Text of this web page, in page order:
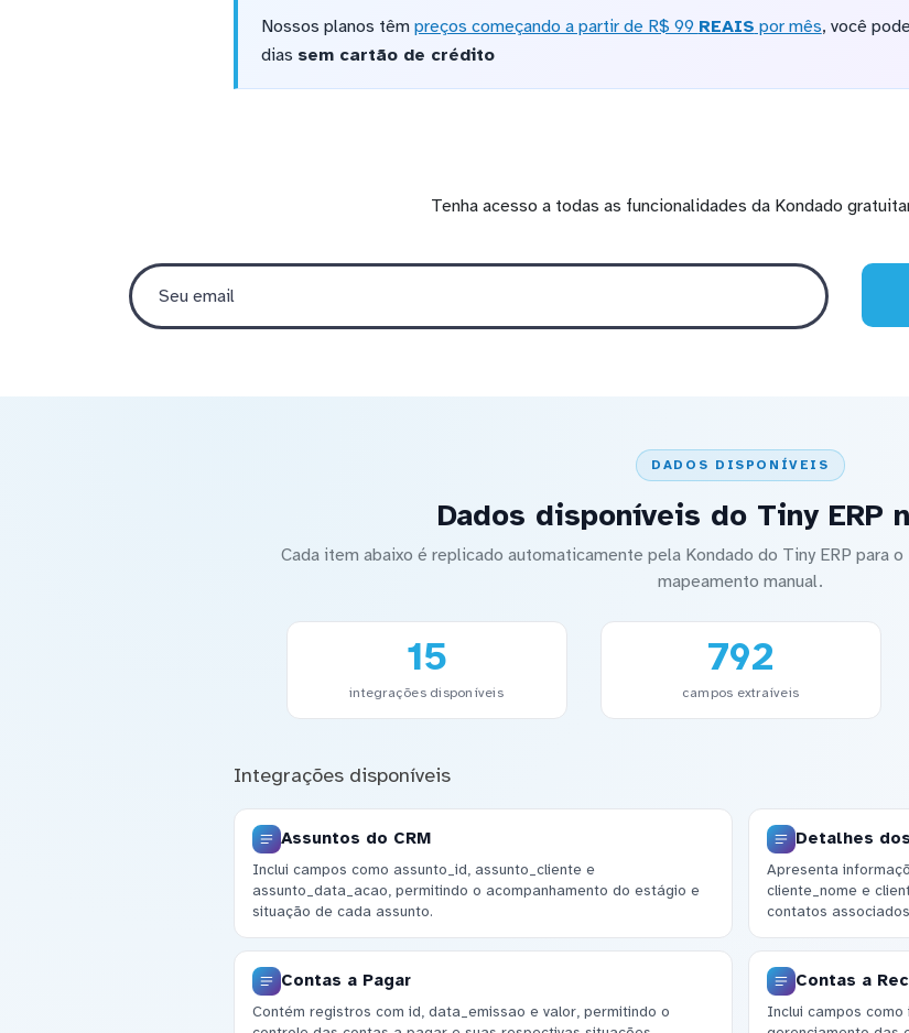
Nossos planos têm preços começando a partir de R$ 99 REAIS por mês, você
dias sem cartão de crédito
Tenha acesso a todas as funcionalidades da Kondado
DADOS DISPONÍVEIS
Dados disponíveis do Tiny ERP
Cada item abaixo é replicado automaticamente pela Kondado do Tiny ERP para
mapeamento manual.
15
integrações disponíveis
792
campos extraíveis
Integrações disponíveis
Assuntos do CRM
Inclui campos como assunto_id, assunto_cliente e
assunto_data_acao, permitindo o acompanhamento do estágio e
situação de cada assunto.
Detalhes
Apresenta
cliente_nome e
contatos
Contas a Pagar
Contém registros com id, data_emissao e valor, permitindo o
Contas a
Inclui campos